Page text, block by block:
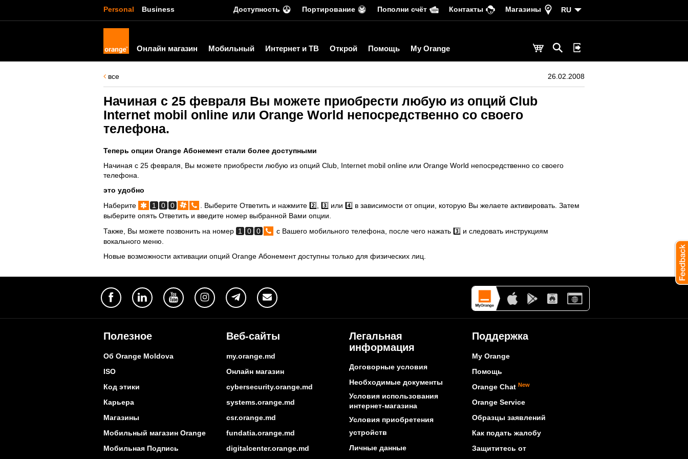
Personal Business Доступность Портирование Пополни счёт Контакты Магазины RU
Онлайн магазин Мобильный Интернет и ТВ Открой Помощь My Orange
все 26.02.2008
Начиная с 25 февраля Вы можете приобрести любую из опций Club
Internet mobil online или Orange World непосредственно со своего
телефона.
Теперь опции Orange Абонемент стали более доступными
Начиная с 25 февраля, Вы можете приобрести любую из опций Club, Internet mobil online или Orange World непосредственно со своего
телефона.
это удобно
Наберите
1 0 0
. Выберите Ответить и нажмите 2️⃣, 3️⃣ или 4️⃣ в зависимости от опции, которую Вы желаете активировать. Затем
выберите опять Ответить и введите номер выбранной Вами опции.
Также, Вы можете позвонить на номер 1 0 0
с Вашего мобильного телефона, после чего нажать 3️⃣ и следовать инструкциям
вокального меню.
Новые возможности активации опций Orange Абонемент доступны только для физических лиц.
Полезное
Об Orange Moldova
ISO
Код этики
Карьера
Магазины
Мобильный магазин Orange
Мобильная Подпись
Веб-сайты
my.orange.md
Онлайн магазин
cybersecurity.orange.md
systems.orange.md
csr.orange.md
fundatia.orange.md
digitalcenter.orange.md
Легальная
информация
Договорные условия
Необходимые документы
Условия использования
интернет-магазина
Условия приобретения
устройств
Личные данные
Поддержка
My Orange
Помощь
Orange Chat New
Orange Service
Образцы заявлений
Как подать жалобу
Защититесь от